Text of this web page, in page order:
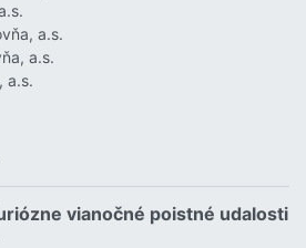
a.s.
a.s.
a.s.
vianočné poistné udalosti
| | redakcia